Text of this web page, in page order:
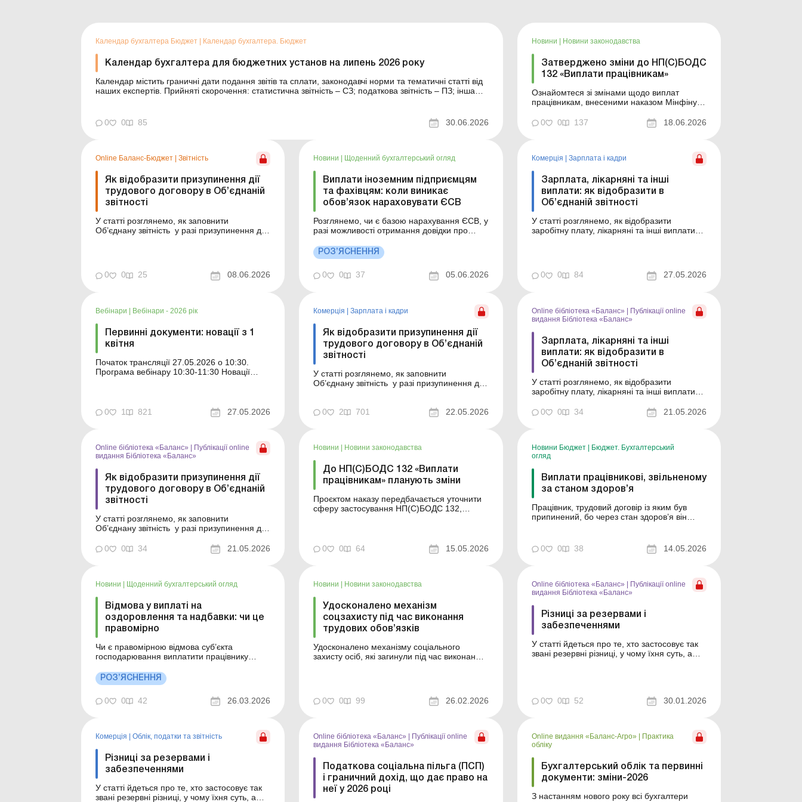
Календар бухгалтера Бюджет Календар бухгалтера. Бюджет
Календар бухгалтера для бюджетних установ на липень 2026 року
Календар містить граничні дати подання звітів та сплати, законодавчі норми та тематичні статті від
наших експертів. Прийняті скорочення: статистична звітність – СЗ; податкова звітність – ПЗ; інша
0 0 85 30.06.2026
Новини Новини законодавства
Затверджено зміни до НП(С)БОДС
132 «Виплати працівникам»
Ознайомтеся зі змінами щодо виплат
працівникам, внесеними наказом Мінфіну.
звільнення виплатили готівку з округленням
у більший бік: як оформити переплату?
01.06.2026 № 292 затверджен...
0 0 137 18.06.2026
Online Баланс-Бюджет Звітність
Як відобразити призупинення дії
трудового договору в Об’єднаній
звітності
У статті розглянемо, як заповнити
Об’єднану звітність у разі призупинення дії
уламків БПЛА на дах складу трудові
договори з працівниками складу було
0 0 25 08.06.2026
Новини Щоденний бухгалтерський огляд
Виплати іноземним підприємцям
та фахівцям: коли виникає
обов’язок нараховувати ЄСВ
Розглянемо, чи є базою нарахування ЄСВ, у
разі можливості отримання довідки про
положень міжнародної конвенції про
уникнення подвійного оподаткування,
виплата підприємством – резидентом
України винагороди. Більше за темою:
РОЗ’ЯСНЕННЯ
0 0 37 05.06.2026
Комерція Зарплата і кадри
Зарплата, лікарняні та інші
виплати: як відобразити в
Об’єднаній звітності
У статті розглянемо, як відобразити
заробітну плату, лікарняні та інші виплати
зарплатних виплат працівникам. Але,
заповнюючи додатки Д1 та 4ДФ, бухгалтер
0 0 84 27.05.2026
Вебінари | Вебінари - 2026 рік
Первинні документи: новації з 1
квітня
Початок трансляції 27.05.2026 о 10:30.
Програма вебінару 10:30-11:30 Новації
діяльності, зокрема електронних
документів. Зміни до Порядку № 1000/5 та
0 1 821 27.05.2026
Комерція | Зарплата і кадри
Як відобразити призупинення дії
трудового договору в Об’єднаній
звітності
У статті розглянемо, як заповнити
Об’єднану звітність у разі призупинення дії
уламків БПЛА на дах складу трудові
0 2 701 22.05.2026
Online бібліотека «Баланс» | Публікації online
видання Бібліотека «Баланс»
Зарплата, лікарняні та інші
виплати: як відобразити в
Об’єднаній звітності
У статті розглянемо, як відобразити
заробітну плату, лікарняні та інші виплати
Бібліотека Баланс № 10 «Об’єднана
звітність з ПДФО, ВЗ та ЄСВ: заповнення,
нема нічого прос...
0 0 34 21.05.2026
Online бібліотека «Баланс» | Публікації online
видання Бібліотека «Баланс»
Як відобразити призупинення дії
трудового договору в Об’єднаній
звітності
У статті розглянемо, як заповнити
Об’єднану звітність у разі призупинення дії
Бібліотека Баланс № 10 «Об’єднана
звітність з ПДФО, ВЗ та ЄСВ: заповнення,
ситуація У зв&...
0 0 34 21.05.2026
Новини | Новини законодавства
До НП(С)БОДС 132 «Виплати
працівникам» планують зміни
Проєктом наказу передбачається уточнити
сферу застосування НП(С)БОДС 132,
послуги працівниками, виплат за
невідпрацьований час, що підлягають
0 0 64 15.05.2026
Новини Бюджет | Бюджет. Бухгалтерський
огляд
Виплати працівникові, звільненому
за станом здоров’я
Працівник, трудовий договір із яким був
припинений, бо через стан здоров’я він
інспектор» і поцікавився, які виплати йому
належать. Інспектор праці роз’яснила, що
0 0 38 14.05.2026
Новини Щоденний бухгалтерський огляд
Відмова у виплаті на
оздоровлення та надбавки: чи це
правомірно
Чи є правомірною відмова суб’єкта
господарювання виплатити працівнику
напруженість? Більше за темою:
Матеріальна допомога на оздоровлення
працівникам небюджетної сфери Заява про
надання путівки на оздоровлення Наказ про
РОЗ’ЯСНЕННЯ
0 0 42 26.03.2026
Новини Новини законодавства
Удосконалено механізм
соцзахисту під час виконання
трудових обов’язків
Удосконалено механізму соціального
захисту осіб, які загинули під час виконання
зарплата як критерій для визнання
підприємства критично важливим Які
0 0 99 26.02.2026
Online бібліотека «Баланс»
Публікації online
видання Бібліотека «Баланс»
Різниці за резервами і
забезпеченнями
У статті йдеться про те, хто застосовує так
звані резервні різниці, у чому їхня суть, а
Умовно різниці за резервами та
0 0 52 30.01.2026
Комерція Облік, податки та звiтнiсть
Різниці за резервами і
забезпеченнями
У статті йдеться про те, хто застосовує так
звані резервні різниці, у чому їхня суть, а
Online бібліотека «Баланс»
Публікації online
видання Бібліотека «Баланс»
Податкова соціальна пільга (ПСП)
і граничний дохід, що дає право на
неї у 2026 році
Online видання «Баланс-Агро»
Практика
обліку
Бухгалтерський облік та первинні
документи: зміни-2026
З настанням нового року всі бухгалтери